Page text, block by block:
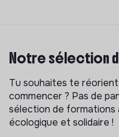
Notre sélection
Tu souhaites te
commencer ? Pas de
sélection de formations
écologique et solidaire !